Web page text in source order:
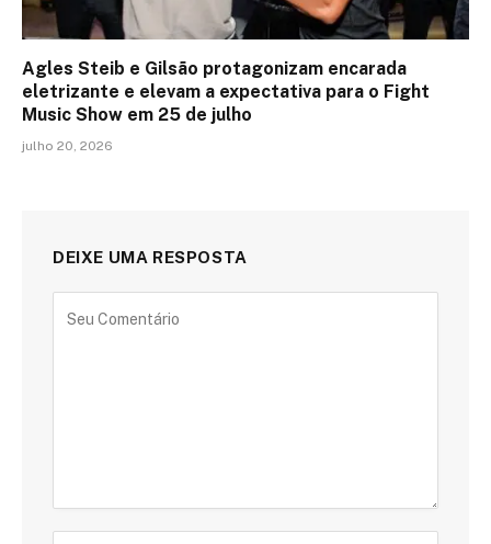
Agles Steib e Gilsão protagonizam encarada
eletrizante e elevam a expectativa para o Fight
Music Show em 25 de julho
julho 20, 2026
DEIXE UMA RESPOSTA